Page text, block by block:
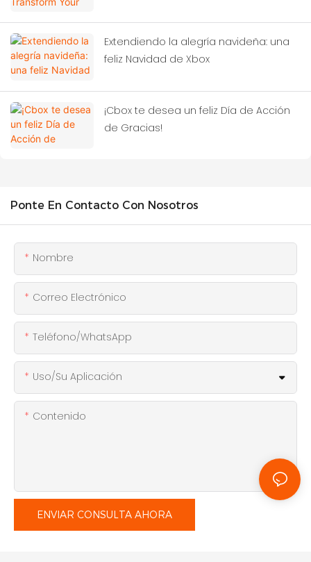
Extendiendo la alegría navideña: una
feliz Navidad de Xbox
¡Cbox te desea un feliz Día de Acción
de Gracias!
Ponte En Contacto Con Nosotros
Nombre
Correo Electrónico
Teléfono/WhatsApp
Uso/Su Aplicación
Contenido
ENVIAR CONSULTA AHORA